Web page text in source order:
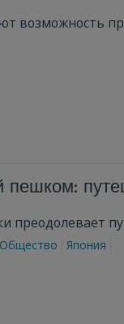
возможность
пешком:
преодолевает
Общество Япония